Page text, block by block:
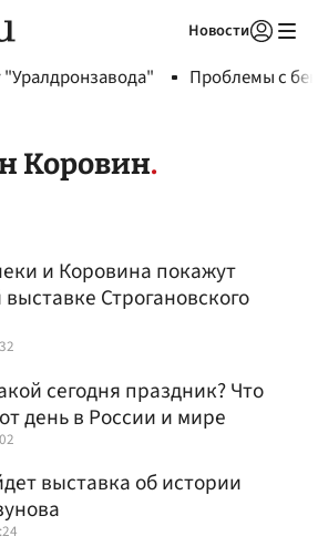
Новости
Проблемы с
Коровин
и Коровина покажут
Строгановского
сегодня праздник? Что
день в России и мире
выставка об истории